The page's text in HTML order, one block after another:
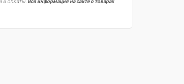
и оплаты.Вся информация на сайте о товарах